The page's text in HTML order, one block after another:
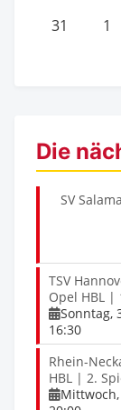
31 1
Die
SV
TSV
Opel HBL |
Sonntag,
16:30
Rhein-
HBL | 2.